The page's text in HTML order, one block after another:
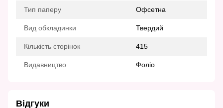
Тип паперу Офсетна
Вид обкладинки Твердий
Кількість сторінок 415
Видавництво Фоліо
Відгуки